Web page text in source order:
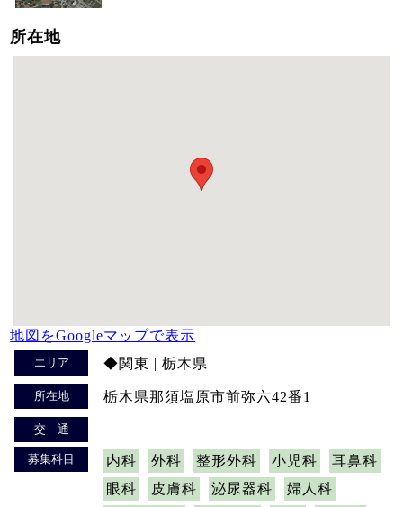
所在地
地図をGoogleマップで表示
エリア ◆関東 | 栃木県
所在地 栃木県那須塩原市前弥六42番1
交 通
募集科目 内科 外科 整形外科 小児科
耳鼻科
眼科
皮膚科 泌尿器科
婦人科